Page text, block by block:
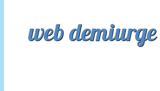
web demiurge